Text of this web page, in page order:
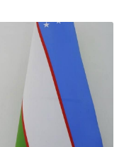
учун “Омбудсман
равишда йўлга